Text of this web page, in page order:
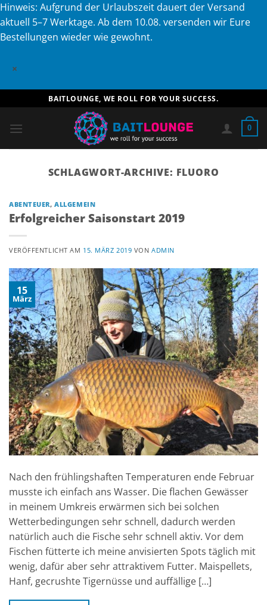
Hinweis: Aufgrund der Urlaubszeit dauert der Versand
aktuell 5–7 Werktage. Ab dem 10.08. versenden wir Eure
Bestellungen wieder wie gewohnt.
×
Inhalt
springen
BAITLOUNGE, WE ROLL FOR YOUR SUCCESS.
0
SCHLAGWORT-ARCHIVE: FLUORO
ABENTEUER,ALLGEMEIN
Erfolgreicher Saisonstart 2019
VERÖFFENTLICHT AM 15. MÄRZ 2019 VONADMIN
15
März
Nach den frühlingshaften Temperaturen ende Februar
musste ich einfach ans Wasser. Die flachen Gewässer
in meinem Umkreis erwärmen sich bei solchen
Wetterbedingungen sehr schnell, dadurch werden
natürlich auch die Fische sehr schnell aktiv. Vor dem
Fischen fütterte ich meine anvisierten Spots täglich mit
wenig, dafür aber sehr attraktivem Futter. Maispellets,
Hanf, gecrushte Tigernüsse und auffällige […]